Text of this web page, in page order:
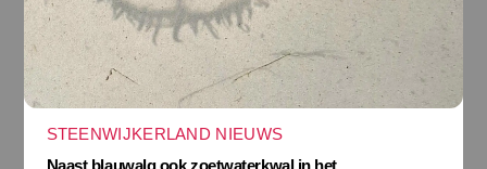
STEENWIJKERLAND NIEUWS
Naast blauwalg ook zoetwaterkwal in het